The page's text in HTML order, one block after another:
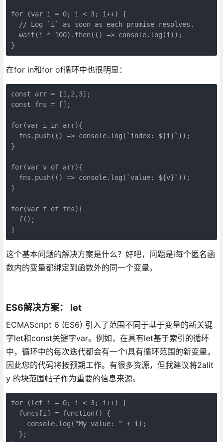
for (var i = 0; i < 3; i++) {
  // Log `i` as soon as each promise resolves.
  wait(i * 100).then(() => console.log(i));
}
在for in和for of循环中也很明显：
const arr = [1,2,3];
const fns = [];
for(var i in arr){
  fns.push(() => console.log(`index: ${i}`));
}
for(var v of arr){
  fns.push(() => console.log(`value: ${v}`));
}
for(var f of fns){
  f();
}
这个基本问题的解决方案是什么？好吧，问题是i每个匿名函
数内的变量都绑定到函数外的同一个变量。
ES6解决方案： let
ECMAScript 6 (ES6) 引入了范围不同于基于变量的新关键
字let和const关键字var。例如，在具有let基于索引的循环
中，循环中的每次迭代都会有一个i具有循环范围的新变量，
因此您的代码将按预期工作。有很多资源，但我建议将2alit
y 的块范围帖子作为重要的信息来源。
for (let i = 0; i < 3; i++) {
  funcs[i] = function() {
    console.log("My value: " + i);
  };